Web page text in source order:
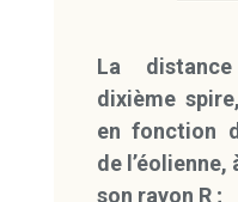
La
dixième
en fonction
de l’éolienne,
son rayon R ;